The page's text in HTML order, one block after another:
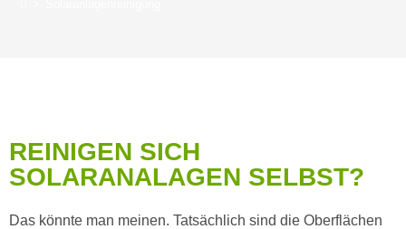
REINIGEN SICH
SOLARANALAGEN SELBST?
Das könnte man meinen. Tatsächlich sind die Oberflächen